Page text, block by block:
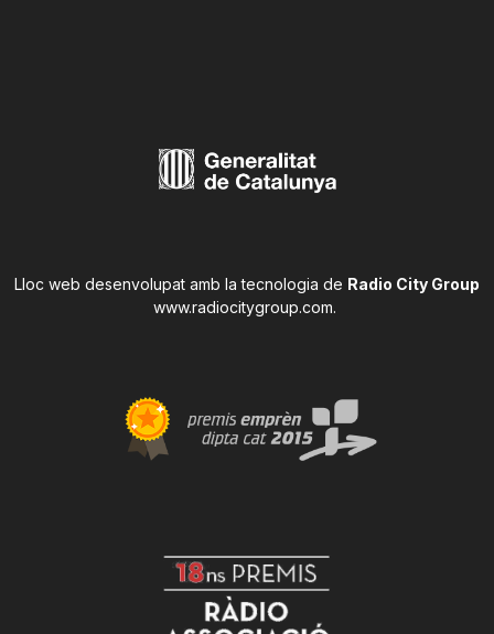
Lloc web desenvolupat amb la tecnologia de Radio City Group
www.radiocitygroup.com.